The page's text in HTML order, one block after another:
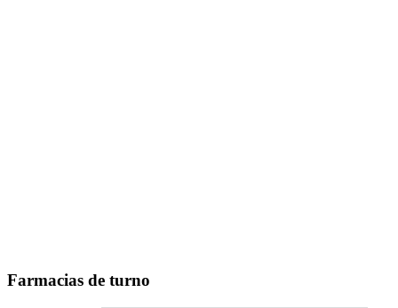
Farmacias de turno